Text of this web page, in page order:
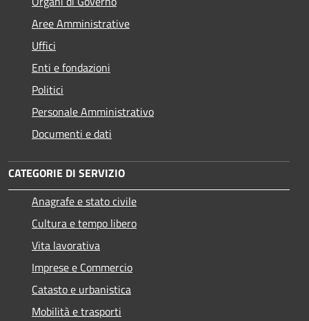
Aree Amministrative
Uffici
Enti e fondazioni
Politici
Personale Amministrativo
Documenti e dati
CATEGORIE DI SERVIZIO
Anagrafe e stato civile
Cultura e tempo libero
Vita lavorativa
Imprese e Commercio
Catasto e urbanistica
Mobilità e trasporti